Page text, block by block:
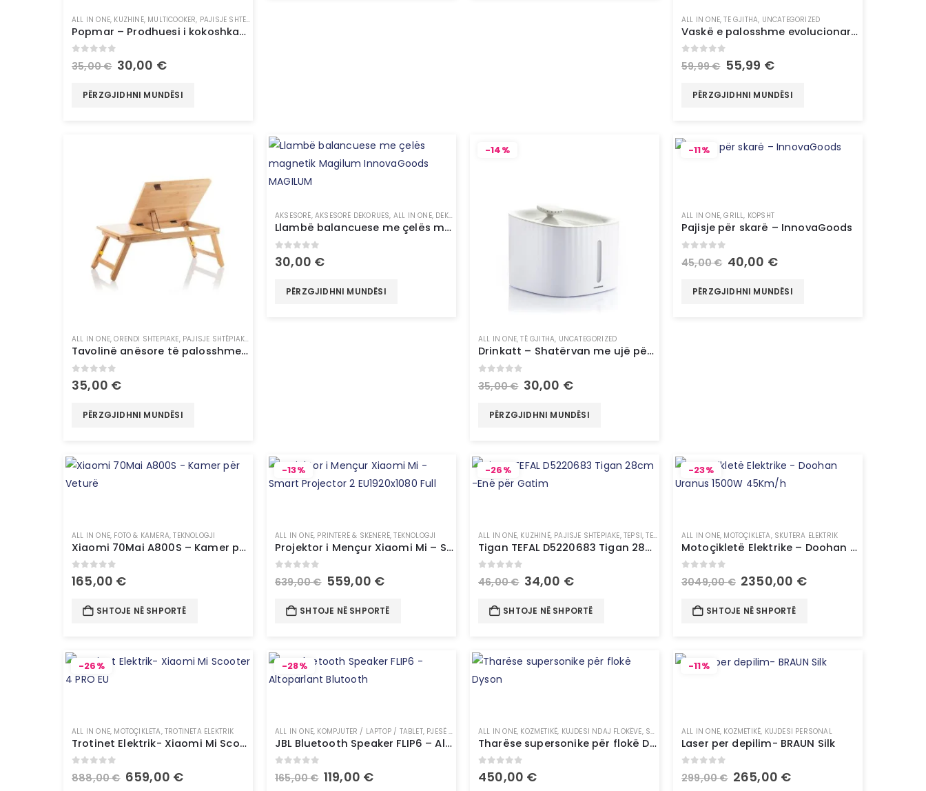
ALL IN ONE, KUZHINË, MULTICOOKER, PAJISJE SHTËPIAKE
Popmar – Prodhuesi i kokoshkave me ajër të nxehtë – InnovaGoods
out of 5
35,00€ 30,00 €
PËRZGJIDHNI MUNDËSI
ALL IN ONE,TË GJITHA, UNCATEGORIZED
Vaskë e palosshme evolucionare për fëmijë – InnovaGoods
out of 5
59,99€ 55,99 €
PËRZGJIDHNI MUNDËSI
ALL IN ONE,ORENDI SHTEPIAKE, PAJISJE SHTËPIAKE
Tavolinë anësore të palosshme bambu – InnovaGoods
0 out of 5
35,00 €
PËRZGJIDHNI MUNDËSI
AKSESORË,AKSESORË DEKORUES, ALL IN ONE, DEKORE NDRIÇUES,PAJISJE SHTËPIAKE,TË GJITHA
Llambë balancuese me çelës magnetik Magilum InnovaGoods MAGILUM
0 out of 5
30,00 €
PËRZGJIDHNI MUNDËSI
-14%
ALL IN ONE,TË GJITHA, UNCATEGORIZED
Drinkatt – Shatërvan me ujë për kafshë shtëpiake – InnovaGoods
out of 5
35,00€ 30,00 €
PËRZGJIDHNI MUNDËSI
-11%
ALL IN ONE,GRILL, KOPSHT
Pajisje për skarë – InnovaGoods
45,00€ 40,00 €
PËRZGJIDHNI MUNDËSI
ALL IN ONE, FOTO & KAMERA,TEKNOLOGJI
Xiaomi 70Mai A800S – Kamer për Veturë
0out of 5
165,00 €
SHTOJE NË SHPORTË
-13%
ALL IN ONE, PRINTERË & SKENERË,TEKNOLOGJI
Projektor i Mençur Xiaomi Mi – Smart Projector 2 EU1920x1080 Full
out of 5
639,00€ 559,00 €
SHTOJE NË SHPORTË
-26%
ALL IN ONE, KUZHINË, PAJISJE SHTËPIAKE,TEPSI, TENXHERE & TIGAN
Tigan TEFAL D5220683 Tigan 28cm -Enë për Gatim
out of 5
46,00€ 34,00 €
SHTOJE NË SHPORTË
-23%
ALL IN ONE, MOTOÇIKLETA, SKUTERA ELEKTRIK
Motoçikletë Elektrike – Doohan Uranus 1500W 45Km/h
3049,00€ 2350,00 €
SHTOJE NË SHPORTË
-26%
ALL IN ONE, MOTOÇIKLETA,TROTINETA ELEKTRIK
Trotinet Elektrik- Xiaomi Mi Scooter 4 PRO EU
out of 5
888,00€ 659,00 €
-28%
ALL IN ONE, KOMPJUTER / LAPTOP / TABLET, PJESË PËR KOMPJUTER ,TEKNOLOGJI
JBL Bluetooth Speaker FLIP6 – Altoparlant Blutooth
out of 5
165,00€ 119,00 €
ALL IN ONE, KOZMETIKË, KUJDESI NDAJ FLOKËVE, STILUES FLOKËSH
Tharëse supersonike për flokë Dyson
out of 5
450,00 €
-11%
ALL IN ONE, KOZMETIKË, KUJDESI PERSONAL
Laser per depilim- BRAUN Silk
out of 5
299,00€ 265,00 €